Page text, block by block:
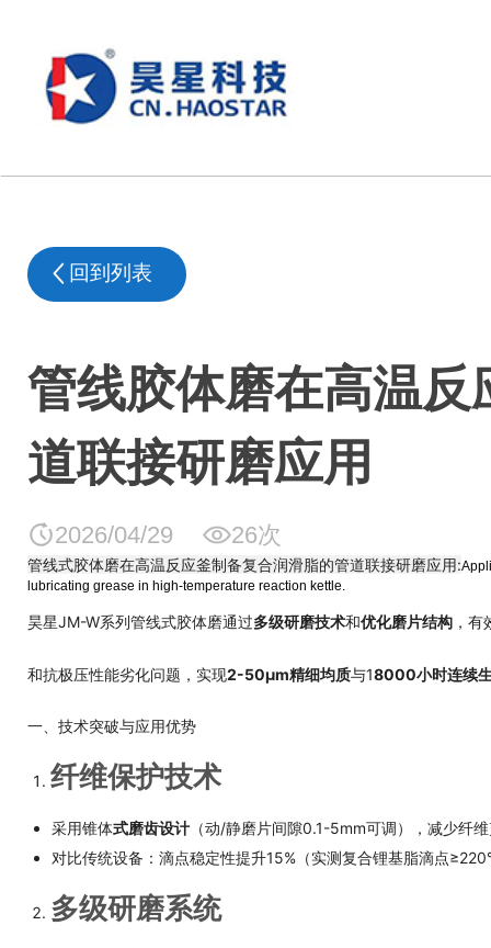
回到列表
管线胶体磨在高温
道联接研磨应用
2026/04/29 26次
管线式胶体磨在高温反应釜制备复合润滑脂的管道联接研磨应用:
lubricating grease in high-temperature reaction kettle.
昊星JM-W系列管线式胶体磨通过多级研磨技术和优化磨片结构，有
和抗极压性能劣化问题，实现2-50μm精细均质与18000小时连续
一、技术突破与应用优势
纤维保护技术
采用锥体式磨齿设计（动/静磨片间隙0.1-5mm可调），减少纤
对比传统设备：滴点稳定性提升15%（实测复合锂基脂滴点
多级研磨系统